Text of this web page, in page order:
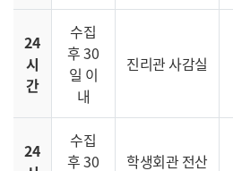
24
시
간
수집
후 30
일 이
내
진리관 사감실
24
수집
후 30
학생회관 전산